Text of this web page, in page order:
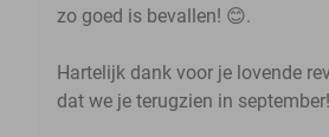
zo goed is bevallen! 😊.
Hartelijk dank voor je lovende
dat we je terugzien in